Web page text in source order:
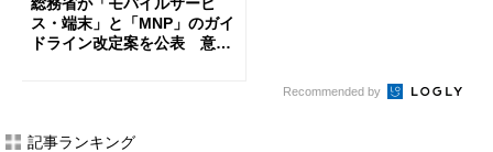
総務省が「モバイルサービ
ス・端末」と「MNP」のガイ
ドライン改定案を公表 意見
Recommended by
記事ランキング